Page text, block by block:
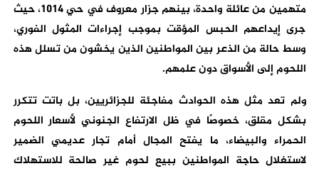
متهمين من عائلة واحدة، بينهم جزار معروف في حي 1014، حيث
جرى إيداعهم الحبس المؤقت بموجب إجراءات المثول الفوري،
وسط حالة من الذعر بين المواطنين الذين يخشون من تسلل هذه
اللحوم إلى الأسواق دون علمهم.
ولم تعد مثل هذه الحوادث مفاجئة للجزائريين، بل باتت تتكرر
بشكل مقلق، خصوصًا في ظل الارتفاع الجنوني لأسعار اللحوم
الحمراء والبيضاء، ما يفتح المجال أمام تجار عديمي الضمير
لاستغلال حاجة المواطنين ببيع لحوم غير صالحة للاستهلاك